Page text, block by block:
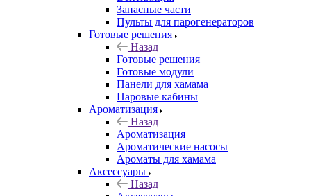
Запасные части
Пульты для парогенераторов
Готовые решения
Назад
Готовые решения
Готовые модули
Панели для хамама
Паровые кабины
Ароматизация
Назад
Ароматизация
Ароматические насосы
Ароматы для хамама
Аксессуары
Назад